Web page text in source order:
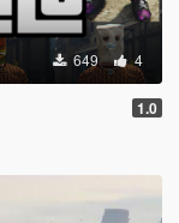
649 4
1.0